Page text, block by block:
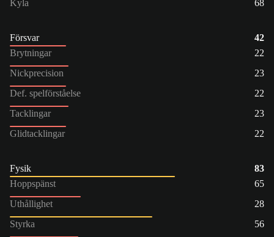
Kyla
68
Försvar
42
Brytningar
22
Nickprecision
23
Def. spelförståelse
22
Tacklingar
23
Glidtacklingar
22
Fysik
83
Hoppspänst
65
Uthållighet
28
Styrka
56